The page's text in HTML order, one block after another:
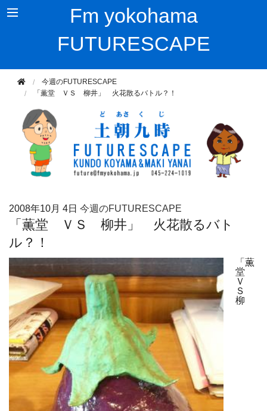
Fm yokohama
FUTURESCAPE
今週のFUTURESCAPE
「薫堂 ＶＳ 柳井」 火花散るバトル？！
2008年10月 4日 今週のFUTURESCAPE
「薫堂 ＶＳ 柳井」 火花散るバト
ル？！
「薫
堂
Ｖ
Ｓ
柳